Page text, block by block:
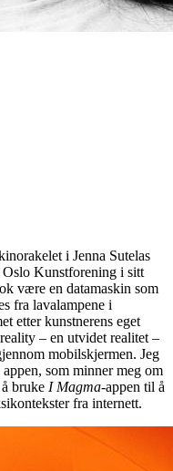
i Jenna Sutelas
Kunstforening i sitt
være en datamaskin som
fra lavalampene i
etter kunstnerens eget
– en utvidet realitet –
mobilskjermen. Jeg
som minner meg om
bruke I Magma-appen til å
fra internett.